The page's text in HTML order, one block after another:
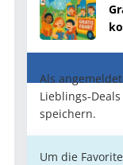
Als
Lieblings-
speichern.
Um die